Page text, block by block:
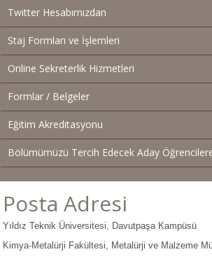
Twitter Hesabımızdan
Staj Formları ve İşlemleri
Online Sekreterlik Hizmetleri
Formlar / Belgeler
Eğitim Akreditasyonu
Bölümümüzü Tercih Edecek Aday
Posta Adresi
Yıldız Teknik Üniversitesi, Davutpaşa Kampüsü
Kimya-Metalürji Fakültesi, Metalürji ve Malzeme